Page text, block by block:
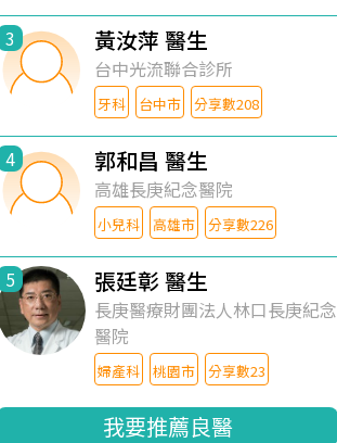
3 黃汝萍 醫生
台中光流聯合診所
牙科 台中市 分享數208
4 郭和昌 醫生
高雄長庚紀念醫院
小兒科 高雄市 分享數226
5 張廷彰 醫生
長庚醫療財團法人林口長庚紀念
醫院
婦產科 桃園市 分享數23
我要推薦良醫